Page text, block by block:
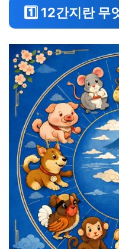
1️⃣ 12간지란 무